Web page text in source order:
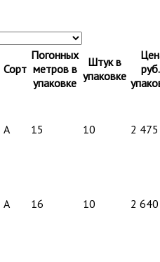
Сорт
Погонных
метров в
упаковке
Штук в
упаковке
A 15 10 2 475
A 16 10 2 640